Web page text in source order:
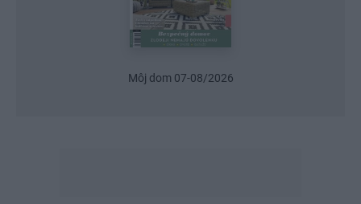
Môj dom 07-08/2026